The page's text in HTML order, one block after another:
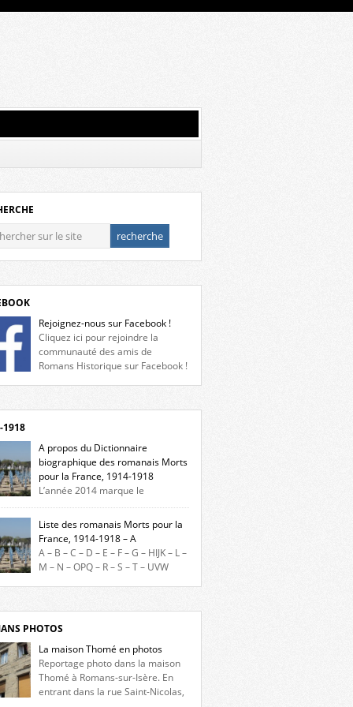
Rejoignez-nous sur Facebook !
Cliquez ici pour rejoindre la
communauté des amis de
Romans Historique sur Facebook !
1918
A propos du Dictionnaire
biographique des romanais Morts
pour la France, 1914-1918
L’année 2014 marque le
du début de la Première Guerre
et ce dictionnaire biographique veut
hommage aux romanais Morts pour la
durant ce conflit. La base de cette
historique est constituée des noms
sur les plaques commémoratives de
de Ville, du lycée du Dauphiné et du lycée
Liste des romanais Morts pour la
France, 1914-1918 – A
A – B – C – D – E – F – G – HIJK – L –
M – N – OPQ – R – S – T – UVW
lettre. Liste des romanais […]
PHOTOS
La maison Thomé en photos
Reportage photo dans la maison
Thomé à Romans-sur-Isère. En
entrant dans la rue Saint-Nicolas,